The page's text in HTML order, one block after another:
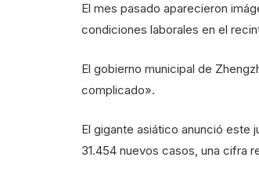
El mes pasado aparecieron
condiciones laborales en el
El gobierno municipal de
complicado».
El gigante asiático anunció este
31.454 nuevos casos, una cifra